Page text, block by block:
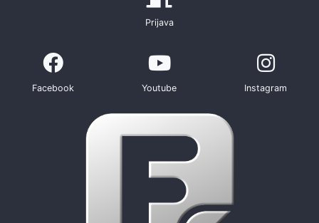
Prijava
Facebook Youtube Instagram